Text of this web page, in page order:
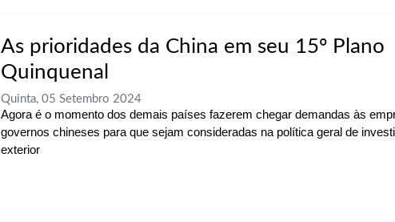
As prioridades da China em seu 15º Plano
Quinquenal
Quinta, 05 Setembro 2024
Agora é o momento dos demais países fazerem chegar demandas às
governos chineses para que sejam consideradas na política geral de
exterior